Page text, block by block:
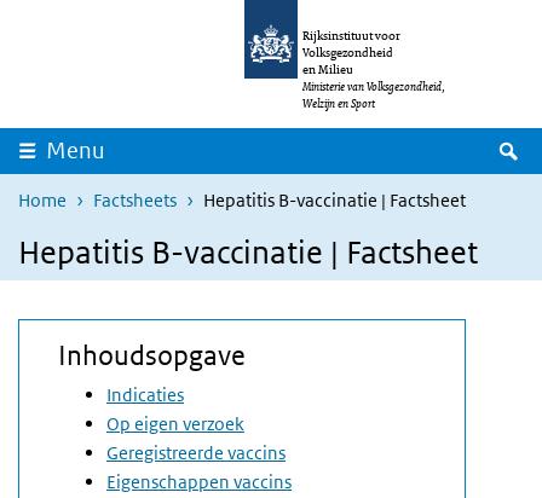
Overslaan en naar de inhoud gaan
Rijksinstituut voor
Volksgezondheid
en Milieu
Ministerie van Volksgezondheid,
Welzijn en Sport
Menu
Home Factsheets Hepatitis B-vaccinatie | Factsheet
Hepatitis B-vaccinatie | Factsheet
Inhoudsopgave
Indicaties
Op eigen verzoek
Geregistreerde vaccins
Eigenschappen vaccins